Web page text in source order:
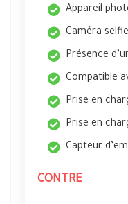
Appareil
Caméra
Présence
Compatible
Prise en
Prise en
Capteur
CONTRE